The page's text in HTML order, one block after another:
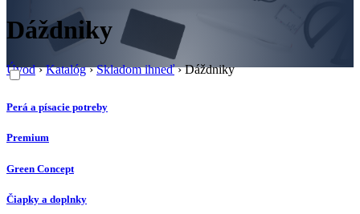
Dáždniky
Úvod › Katalóg › Skladom ihneď › Dáždniky
Perá a písacie potreby
Premium
Green Concept
Čiapky a doplnky